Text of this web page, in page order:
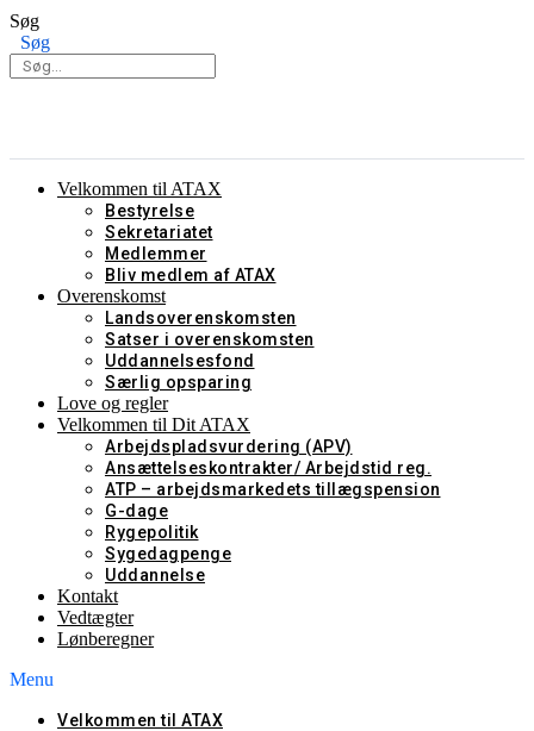
Videre
til
indhold
Søg
Søg
Velkommen til ATAX
Bestyrelse
Sekretariatet
Medlemmer
Bliv medlem af ATAX
Overenskomst
Landsoverenskomsten
Satser i overenskomsten
Uddannelsesfond
Særlig opsparing
Love og regler
Velkommen til Dit ATAX
Arbejdspladsvurdering (APV)
Ansættelseskontrakter/ Arbejdstid reg.
ATP – arbejdsmarkedets tillægspension
G-dage
Rygepolitik
Sygedagpenge
Uddannelse
Kontakt
Vedtægter
Lønberegner
Menu
Velkommen til ATAX